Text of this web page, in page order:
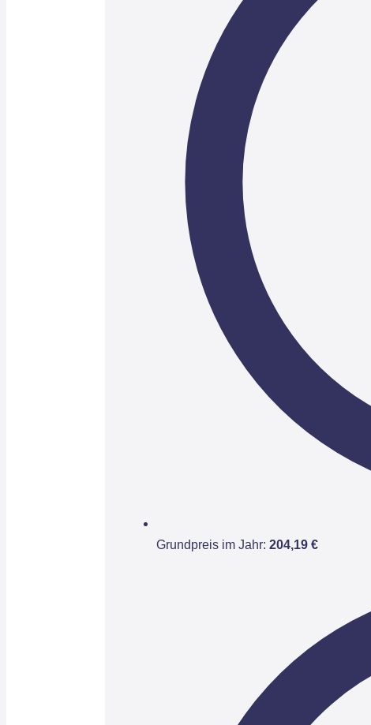
Grundpreis im Jahr: 204,19 €